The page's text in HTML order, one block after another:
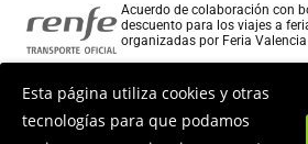
Acuerdo de colaboración con
descuento para los viajes a
organizadas por Feria Valencia
Colaborador aéreo para los
organizadas por Feria Valencia
Esta página utiliza cookies y otras
tecnologías para que podamos